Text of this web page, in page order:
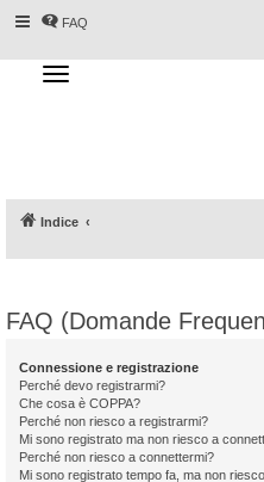
FAQ
T
o
g
a
t
Indice
FAQ (Domande
Connessione e registrazione
Perché devo registrarmi?
Che cosa è COPPA?
Perché non riesco a registrarmi?
Mi sono registrato ma non riesco a
Perché non riesco a connettermi?
Mi sono registrato tempo fa, ma non